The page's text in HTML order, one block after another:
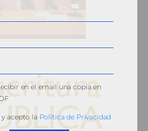
en el email una copia en
acepto la Política de Privacidad